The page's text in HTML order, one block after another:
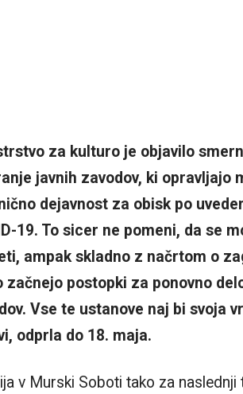
za kulturo je objavilo
javnih zavodov, ki opravljajo
dejavnost za obisk po
19. To sicer ne pomeni, da se
ampak skladno z načrtom o
začnejo postopki za ponovno
Vse te ustanove naj bi svoja
odprla do 18. maja.
v Murski Soboti tako za